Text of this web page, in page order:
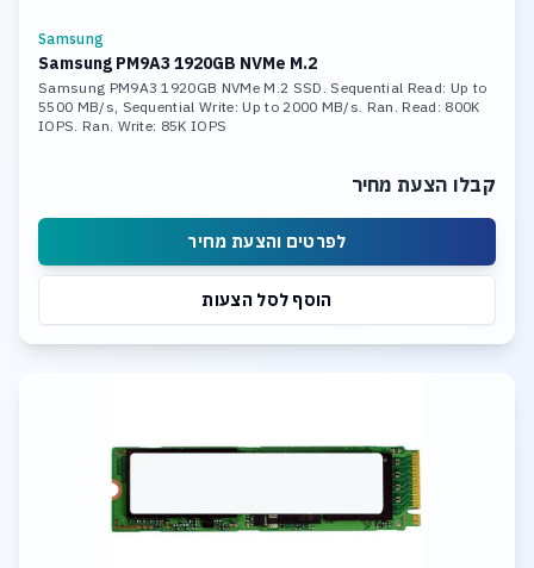
Samsung
Samsung PM9A3 1920GB NVMe M.2
Samsung PM9A3 1920GB NVMe M.2 SSD. Sequential Read: Up to
5500 MB/s, Sequential Write: Up to 2000 MB/s. Ran. Read: 800K
IOPS. Ran. Write: 85K IOPS
קבלו הצעת מחיר
לפרטים והצעת מחיר
הוסף לסל הצעות